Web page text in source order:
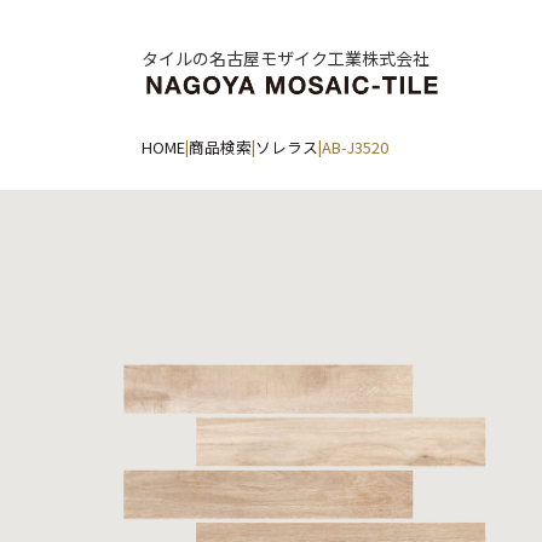
タイルの名古屋モザイク工業株式会社
HOME|商品検索|ソレラス|AB-J3520